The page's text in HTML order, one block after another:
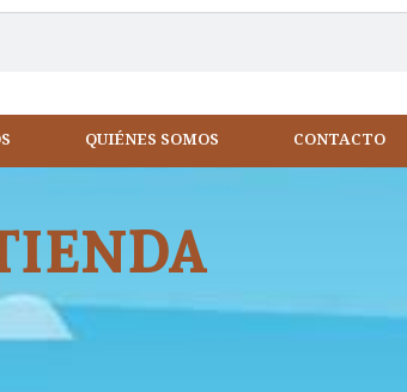
QUIÉNES SOMOS CONTACTO